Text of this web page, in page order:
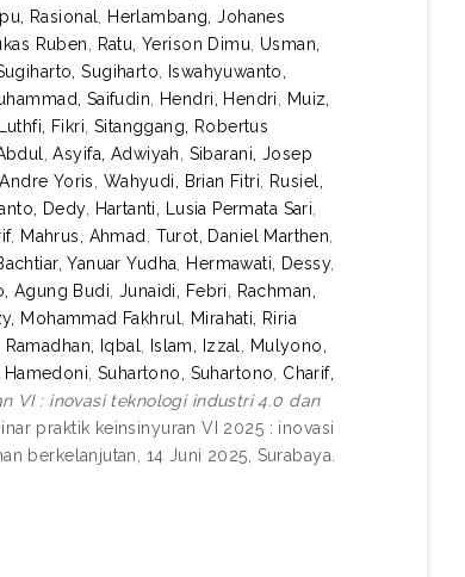
Rasional
Herlambang, Johanes
Ruben Ratu, Yerison Dimu
Usman,
Sugiharto
Iswahyuwanto,
Saifudin Hendri, Hendri
Muiz,
Luthfi, Fikri Sitanggang, Robertus
,Asyifa, Adwiyah
Sibarani, Josep
Yoris Wahyudi, Brian Fitri
Rusiel,
Dedy, Hartanti, Lusia Permata Sari
, Mahrus, Ahmad Turot, Daniel Marthen
Yanuar Yudha Hermawati, Dessy,
Agung Budi Junaidi, Febri
Rachman,
Mohammad Fakhrul
Mirahati, Riria
Ramadhan, Iqbal Islam, Izzal
Mulyono,
Hamedoni Suhartono, Suhartono
Charif,
VI : inovasi teknologi industri 4.0 dan
praktik keinsinyuran VI 2025 : inovasi
berkelanjutan, 14 Juni 2025, Surabaya.